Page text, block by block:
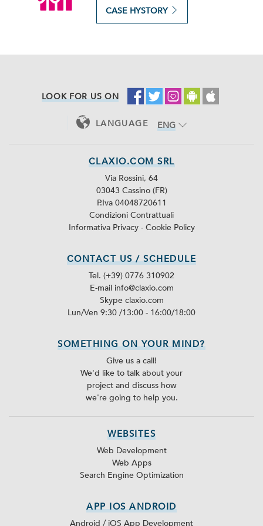
CASE HYSTORY
LOOK FOR US ON
LANGUAGE
ENG
CLAXIO.COM SRL
Via Rossini, 64
03043 Cassino (FR)
P.Iva 04048720611
Condizioni Contrattuali
Informativa Privacy - Cookie Policy
CONTACT US / SCHEDULE
Tel. (+39) 0776 310902
E-mail info@claxio.com
Skype claxio.com
Lun/Ven 9:30 /13:00 - 16:00/18:00
SOMETHING ON YOUR MIND?
Give us a call!
We'd like to talk about your
project and discuss how
we're going to help you.
WEBSITES
Web Development
Web Apps
Search Engine Optimization
APP IOS ANDROID
Android / iOS App Development